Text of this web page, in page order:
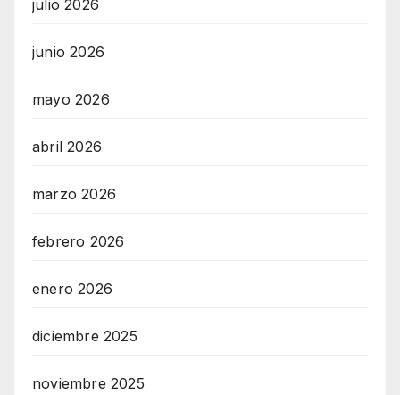
julio 2026
junio 2026
mayo 2026
abril 2026
marzo 2026
febrero 2026
enero 2026
diciembre 2025
noviembre 2025